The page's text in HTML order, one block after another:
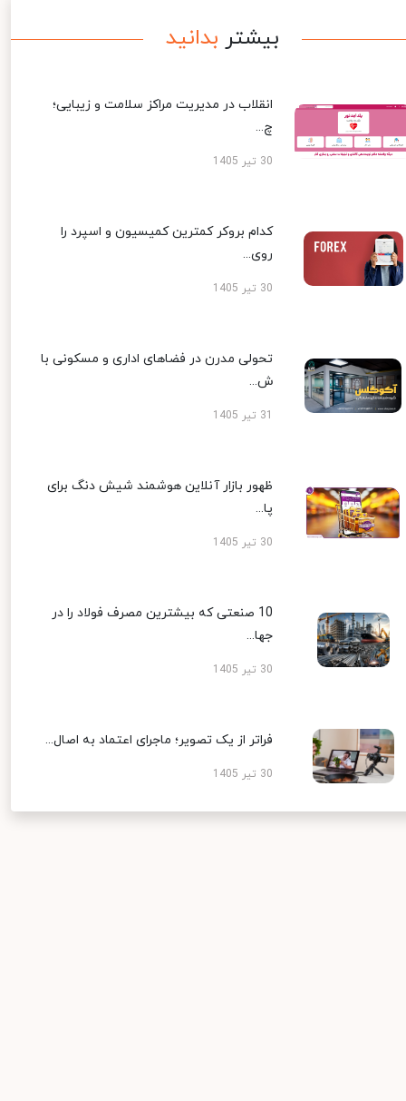
بیشتر بدانید
انقلاب در مدیریت مراکز سلامت و زیبایی؛
چ...
30 تیر 1405
کدام بروکر کمترین کمیسیون و اسپرد را
روی...
30 تیر 1405
تحولی مدرن در فضاهای اداری و مسکونی با
ش...
ظهور بازار آنلاین هوشمند شیش دنگ برای
پا...
30 تیر 1405
10 صنعتی که بیشترین مصرف فولاد را در
جها...
30 تیر 1405
فراتر از یک تصویر؛ ماجرای اعتماد به اصال...
30 تیر 1405